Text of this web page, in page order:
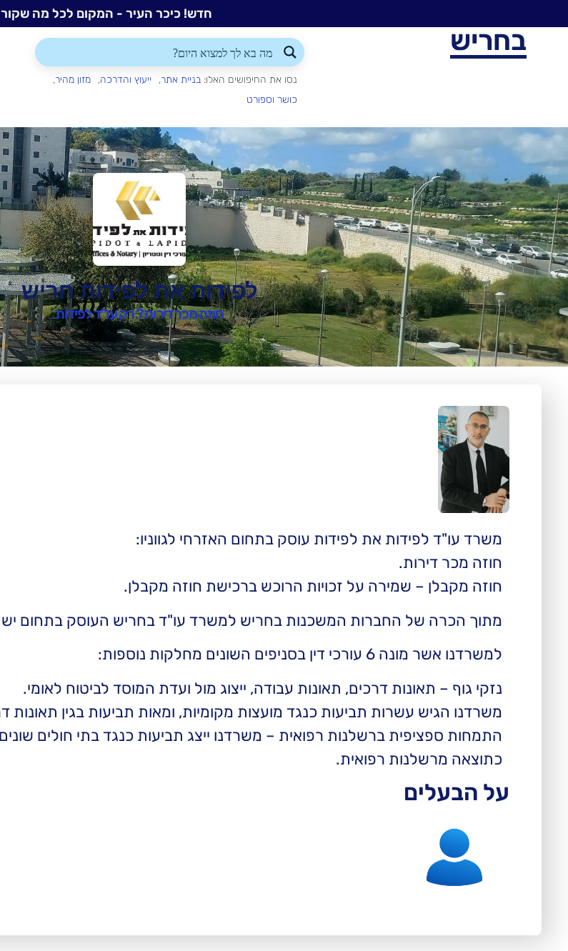
חדש! כיכר העיר - המקום לכל מה
בחריש
נסו את החיפושים האלו: בניית אתר ייעוץ והדרכה
מזון מהיר
כושר וספורט
לפידות את לפידות חריש
חוזה מכר דירות? רק עו"ד לפידות
משרד עו"ד לפידות את לפידות עוסק בתחום האזרחי לגווניו:
חוזה מכר דירות.
חוזה מקבלן – שמירה על זכויות הרוכש ברכישת חוזה מקבלן.
מתוך הכרה של החברות המשכנות בחריש למשרד עו"ד בחריש העוסק בתחום
למשרדנו אשר מונה 6 עורכי דין בסניפים השונים מחלקות נוספות:
נזקי גוף – תאונות דרכים, תאונות עבודה, ייצוג מול ועדת המוסד לביטוח לאומי.
משרדנו הגיש עשרות תביעות כנגד מועצות מקומיות, ומאות תביעות בגין
התמחות ספציפית ברשלנות רפואית – משרדנו ייצג תביעות כנגד בתי חולים
כתוצאה מרשלנות רפואית.
על הבעלים